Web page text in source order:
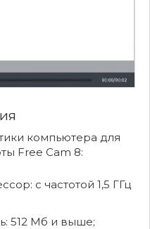
компьютера для
Free Cam 8:
с частотой 1,5 ГГц
512 Мб и выше;